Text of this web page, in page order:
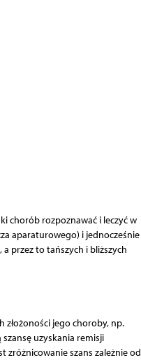
chorób rozpoznawać i leczyć w
aparaturowego) i jednocześnie
przez to tańszych i bliższych
złożoności jego choroby, np.
uzyskania remisji
zróżnicowanie szans zależnie od